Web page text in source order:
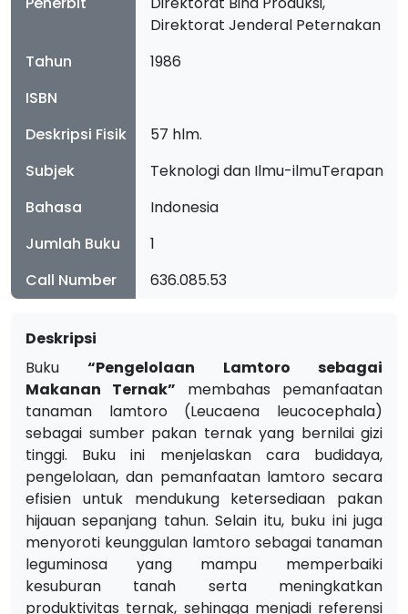
Direktorat Jenderal Peternakan
Tahun
1986
ISBN
Deskripsi Fisik
57 hlm.
Subjek
Teknologi dan Ilmu-ilmuTerapan
Bahasa
Indonesia
Jumlah Buku
1
Call Number
636.085.53
Deskripsi
Buku“Pengelolaan Lamtoro sebagai
Makanan Ternak” membahas pemanfaatan
tanaman lamtoro (Leucaena leucocephala)
sebagai sumber pakan ternak yang bernilai gizi
tinggi. Buku ini menjelaskan cara budidaya,
pengelolaan, dan pemanfaatan lamtoro secara
efisien untuk mendukung ketersediaan pakan
hijauan sepanjang tahun. Selain itu, buku ini juga
menyoroti keunggulan lamtoro sebagai tanaman
leguminosa yang mampu memperbaiki
kesuburan tanah serta meningkatkan
produktivitas ternak, sehingga menjadi referensi